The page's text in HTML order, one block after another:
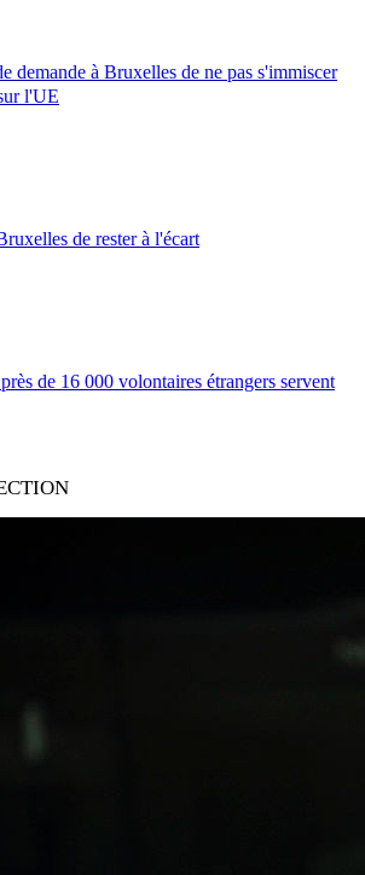
à Bruxelles de ne pas s'immiscer
l'UE
de rester à l'écart
de 16 000 volontaires étrangers servent